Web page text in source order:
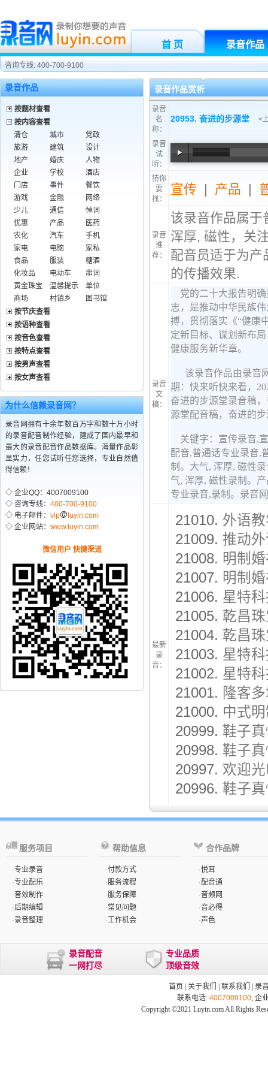
首 页 录音作品
咨询专线: 400-700-9100
录音作品
按题材查看
按内容查看
清仓
城市
党政
旅游
建筑
设计
地产
婚庆
人物
企业
学校
酒店
门店
事件
餐饮
游戏
金融
网络
少儿
通信
悼词
优惠
产品
医药
农化
汽车
手机
家电
电脑
家私
食品
服装
糖酒
化妆品
电动车
串词
黄金珠宝
温馨提示
单位
商场
村镇乡
图书馆
按节庆查看
按语种查看
按音色查看
按特点查看
按男声查看
按女声查看
为什么信赖录音网？
录音网拥有十余年数百万字和数十万小时
的录音配音制作经验，建成了国内最早和
最大的录音配音作品数据库。海量作品彰
显实力，任您试听任您选择，专业自然值
得信赖！
◇ 企业QQ：4007009100
◇ 咨询专线： 400-700-9100
◇ 电子邮件： vip
luyin.com
◇ 企业网站： www.luyin.com
微信用户 快捷渠道
录音作品赏析
录音
名
称：
20953. 奋进的步源堂 <
录音
试
听：
猜你
要
找：
宣传 | 产品 |
录音
推
荐：
该录音作品属于
浑厚, 磁性，关
配音员适于为产
的传播效果.
录音
文
稿：
最新
录
音：
21010. 外语
21009. 推动
21008. 明制
21007. 明制
21006. 星特
21005. 乾昌
21004. 乾昌
21003. 星特
21002. 星特
21001. 隆客
21000. 中式
20999. 鞋子
20998. 鞋子
20997. 欢迎
20996. 鞋子
服务项目
·专业录音
·专业配乐
·音效制作
·后期编辑
·录音整理
帮助信息
·付款方式
·服务流程
·服务保障
·常见问题
·工作机会
合作品牌
·悦耳
·配音通
·音频网
·音必得
·声色
录音配音
一网打尽
专业品质
顶级音效
首页 关于我们 联系我们
录
联系电话: 4007009100, 企
Copyright ©2021 Luyin.com All Rights